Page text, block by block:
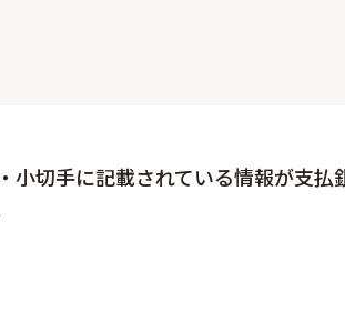
小切手に記載されている情報が支